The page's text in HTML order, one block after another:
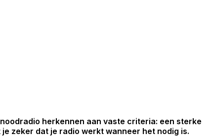
herkennen aan vaste criteria: een sterke
zeker dat je radio werkt wanneer het nodig is.